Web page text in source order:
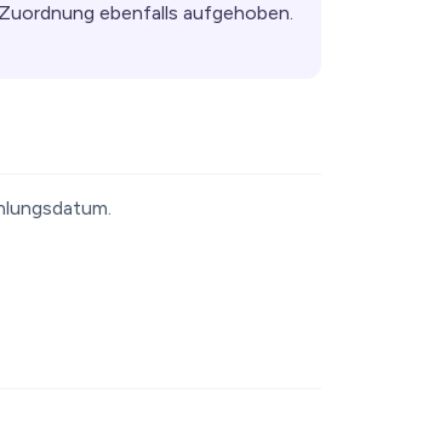
ebenfalls aufgehoben.